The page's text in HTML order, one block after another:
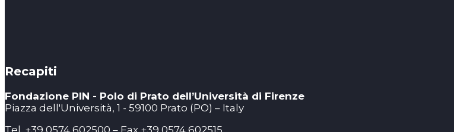
Recapiti
Fondazione PIN - Polo di Prato dell’Università di Firenze
Piazza dell'Università, 1 - 59100 Prato (PO) – Italy